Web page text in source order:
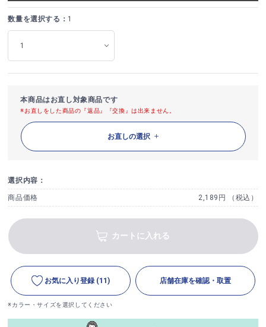
数量を選択する： 1
本商品はお直し対象商品です
※お直しをした商品の『返品』『交換』は出来ません。
お直しの選択
選択内容：
商品価格 2,189円 （税込）
カートに入れる
お気に入り登録 (11) 店舗在庫を確認・取置
※カラー・サイズを選択してください